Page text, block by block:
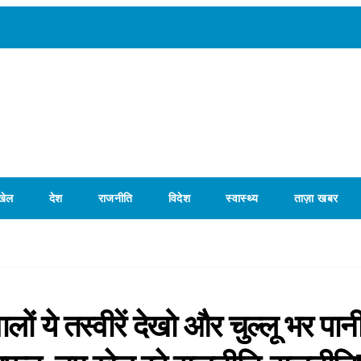
देश राजनीति विदेश स्वास्थ्य ताज़ा खबर
ये तस्वीरें देखो और चुल्लू भर